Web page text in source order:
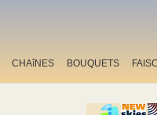
CHAîNES BOUQUETS